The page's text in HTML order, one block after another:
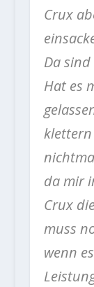
Crux
Da
Hat es
da mir
Crux
muss
wenn